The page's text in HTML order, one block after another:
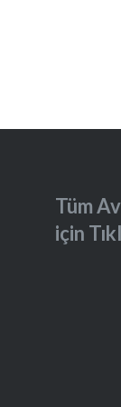
Tüm
için